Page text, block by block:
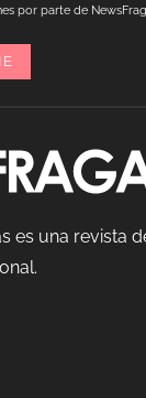
por parte de
es una revista